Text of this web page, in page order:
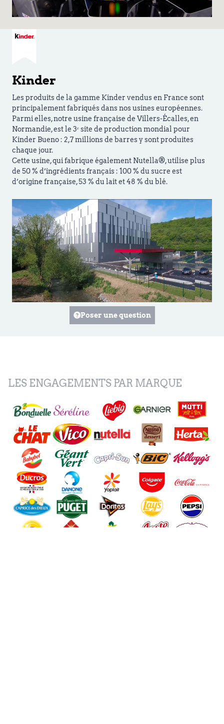
Kinder
Les produits de la gamme Kinder vendus en France sont
principalement fabriqués dans nos usines européennes.
Parmi elles, notre usine française de Villers-Écalles, en
Normandie, est le 3ᵉ site de production mondial pour
Kinder Bueno : 2,7 millions de barres y sont produites
chaque jour.
Cette usine, qui fabrique également Nutella®, utilise plus
de 50 % d’ingrédients français : 100 % du sucre est
d’origine française, 53 % du lait et 48 % du blé.
Poser une question
LES ENGAGEMENTS PAR MARQUE